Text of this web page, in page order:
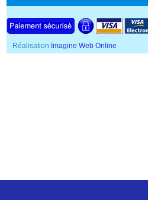
Réalisation Imagine Web Online